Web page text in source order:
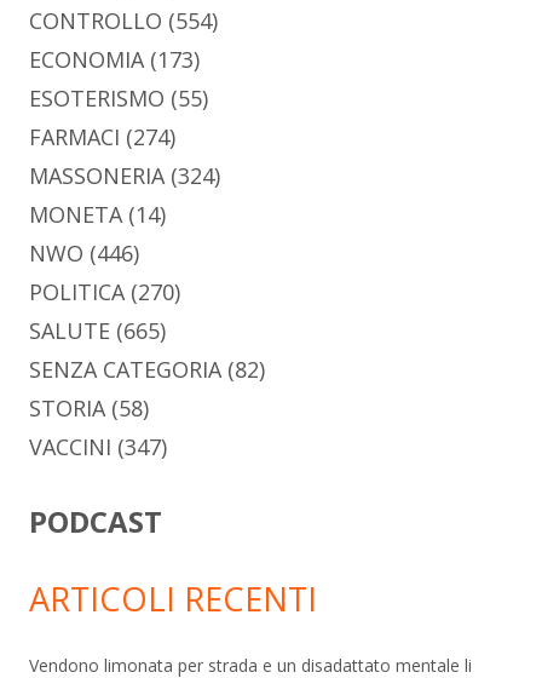
CONTROLLO (554)
ECONOMIA(173)
ESOTERISMO (55)
FARMACI (274)
MASSONERIA(324)
MONETA(14)
NWO (446)
POLITICA(270)
SALUTE (665)
SENZA CATEGORIA(82)
STORIA(58)
VACCINI (347)
PODCAST
ARTICOLI RECENTI
Vendono limonata per strada e un disadattato mentale li